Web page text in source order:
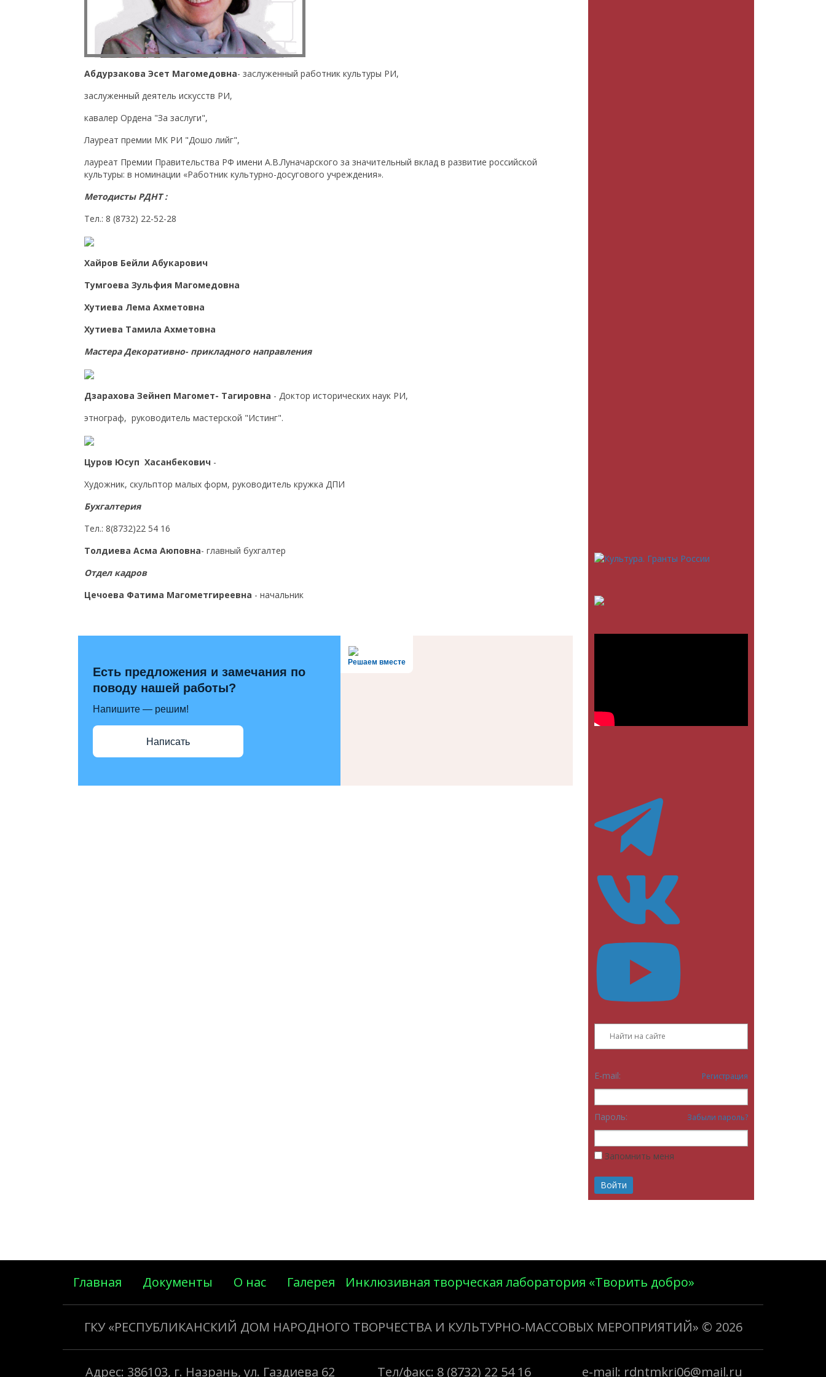
Абдурзакова Эсет Магомедовна- заслуженный работник культуры РИ,
заслуженный деятель искусств РИ,
кавалер Ордена "За заслуги",
Лауреат премии МК РИ "Дошо лийг",
лауреат Премии Правительства РФ имени А.В.Луначарского за значительный вклад в развитие российской
культуры: в номинации «Работник культурно-досугового учреждения».
Методисты РДНТ :
Тел.: 8 (8732) 22-52-28
Хайров Бейли Абукарович
Тумгоева Зульфия Магомедовна
Хутиева Лема Ахметовна
Хутиева Тамила Ахметовна
Мастера Декоративно- прикладного направления
Дзарахова Зейнеп Магомет- Тагировна - Доктор исторических наук РИ,
этнограф, руководитель мастерской "Истинг".
Цуров Юсуп Хасанбекович -
Художник, скульптор малых форм, руководитель кружка ДПИ
Бухгалтерия
Тел.: 8(8732)22 54 16
Толдиева Асма Аюповна- главный бухгалтер
Отдел кадров
Цечоева Фатима Магометгиреевна - начальник
Решаем вместе
Есть предложения и замечания по
поводу нашей работы?
Напишите — решим!
Написать
E-mail: Регистрация
Пароль: Забыли пароль?
Запомнить меня
Главная Документы О нас Галерея Инклюзивная творческая лаборатория «Творить добро»
ГКУ «РЕСПУБЛИКАНСКИЙ ДОМ НАРОДНОГО ТВОРЧЕСТВА И КУЛЬТУРНО-МАССОВЫХ МЕРОПРИЯТИЙ» © 2026
Адрес: 386103, г. Назрань, ул. Газдиева 62 Тел/факс: 8 (8732) 22 54 16 e-mail: rdntmkri06@mail.ru